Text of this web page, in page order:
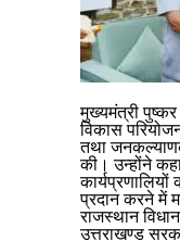
मुख्यमंत्री
विकास
तथा
की। उन्होंने
प्रदान करने में
राजस्थान
उत्तराखण्ड